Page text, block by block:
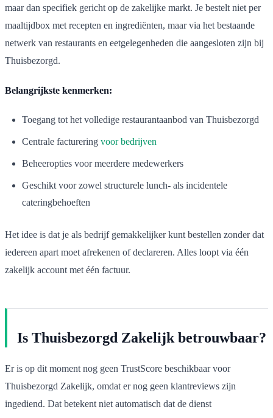
maar dan specifiek gericht op de zakelijke markt. Je bestelt niet per
maaltijdbox met recepten en ingrediënten, maar via het bestaande
netwerk van restaurants en eetgelegenheden die aangesloten zijn bij
Thuisbezorgd.
Belangrijkste kenmerken:
Toegang tot het volledige restaurantaanbod van Thuisbezorgd
Centrale facturering voor bedrijven
Beheeropties voor meerdere medewerkers
Geschikt voor zowel structurele lunch- als incidentele
cateringbehoeften
Het idee is dat je als bedrijf gemakkelijker kunt bestellen zonder dat
iedereen apart moet afrekenen of declareren. Alles loopt via één
zakelijk account met één factuur.
Is Thuisbezorgd Zakelijk betrouwbaar?
Er is op dit moment nog geen TrustScore beschikbaar voor
Thuisbezorgd Zakelijk, omdat er nog geen klantreviews zijn
ingediend. Dat betekent niet automatisch dat de dienst